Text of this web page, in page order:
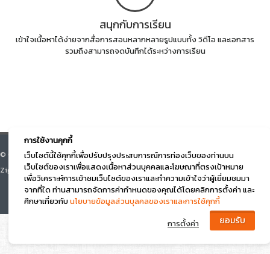
สนุกกับการเรียน
เข้าใจเนื้อหาได้ง่ายจากสื่อการสอนหลากหลายรูปแบบทั้ง วิดีโอ และเอกสาร
รวมถึงสามารถจดบันทึกได้ระหว่างการเรียน
การใช้งานคุกกี้
เว็บไซต์นี้ใช้คุกกี้เพื่อปรับปรุงประสบการณ์การท่องเว็บของท่านบน
เว็บไซต์ของเราเพื่อแสดงเนื้อหาส่วนบุคคลและโฆษณาที่ตรงเป้าหมาย
เพื่อวิเคราะห์การเข้าชมเว็บไซต์ของเราและทำความเข้าใจว่าผู้เยี่ยมชมมา
จากที่ใด ท่านสามารถจัดการค่ากำหนดของคุณได้โดยคลิกการตั้งค่า และ
ศึกษาเกี่ยวกับนโยบายข้อมูลส่วนบุลคลของเราและการใช้คุกกี้
การตั้งค่า
© Course Square 2026 All right reserved. v.3.0 Designed by Beyond
Zigma